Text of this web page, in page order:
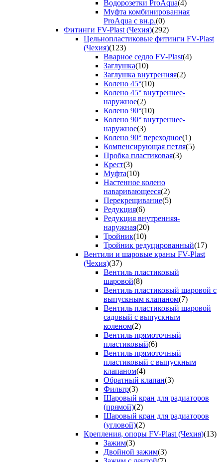
Водорозетки ProAqua(4)
Муфта комбинированная
ProAqua с вн.р.(0)
Фитинги FV-Plast (Чехия)(292)
Цельнопластиковые фитинги FV-Plast
(Чехия)(123)
Вварное седло FV-Plast(4)
Заглушка(10)
Заглушка внутренняя(2)
Колено 45°(10)
Колено 45° внутреннее-
наружное(2)
Колено 90°(10)
Колено 90° внутреннее-
наружное(3)
Колено 90° переходное(1)
Компенсирующая петля(5)
Пробка пластиковая(3)
Крест(3)
Муфта(10)
Настенное колено
наваривающееся(2)
Перекрещивание(5)
Редукция(6)
Редукция внутренняя-
наружная(20)
Тройник(10)
Тройник редуцированный(17)
Вентили и шаровые краны FV-Plast
(Чехия)(37)
Вентиль пластиковый
шаровой(8)
Вентиль пластиковый шаровой с
выпускным клапаном(7)
Вентиль пластиковый шаровой
садовый с выпускным
коленом(2)
Вентиль прямоточный
пластиковый(6)
Вентиль прямоточный
пластиковый с выпускным
клапаном(4)
Обратный клапан(3)
Фильтр(3)
Шаровый кран для радиаторов
(прямой)(2)
Шаровый кран для радиаторов
(угловой)(2)
Крепления, опоры FV-Plast (Чехия)(13)
Зажим(3)
Двойной зажим(3)